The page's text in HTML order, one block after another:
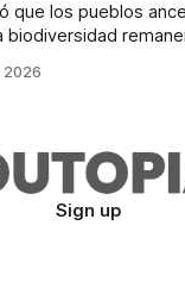
que los pueblos
biodiversidad
2026
Sign up